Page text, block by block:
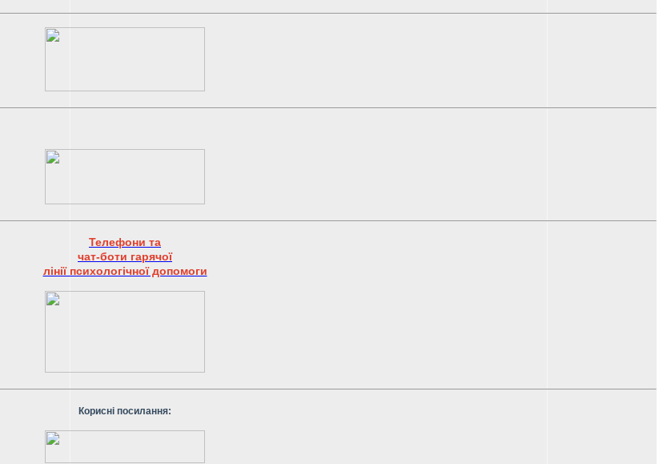
Телефони та
чат-боти гарячої
лінії психологічної допомоги
Корисні посилання: